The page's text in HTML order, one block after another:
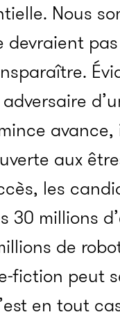
Nous
avance,
aux
les
30 millions
de
fiction peut
en tout